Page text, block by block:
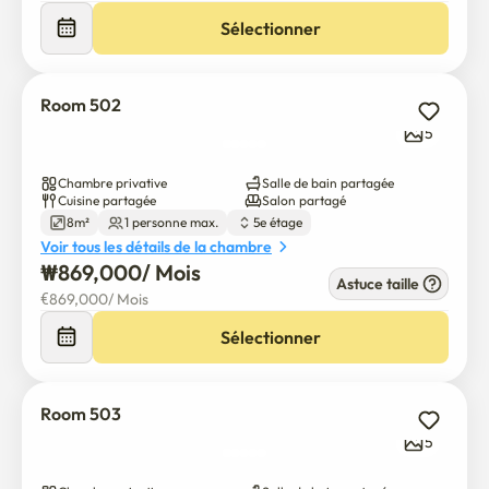
d'Incheon (environ 1 heure)
• 2 min à pied jusqu'à Sinong Main Street
🛏 Chambres privées entièrement meublées
• Entreposage super lit simple avec matelas haut de
• Bureau et chaise pour l'étude
• Garde-robe
• Feux de bureau DEL
• Couverture de matelas
• Une poubelle.
🍳 Cuisine partagée entièrement équipée
• Réfrigérateurs
• Micro-ondes
Sélectionner
Room 502
5
Chambre privative
Salle de bain partagée
Cuisine partagée
Salon partagé
8m²
1 personne max. 5e étage
Voir tous les détails de la chambre
₩869,000/ Mois
€869,000/ Mois
Astuce taille
Sélectionner
Room 503
5